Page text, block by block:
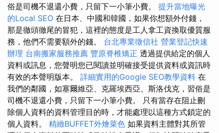
俗是司機不退還小費，只留下一小筆小費。 提升當地曝光
的Local SEO 在日本、中國和韓國，如果你想額外付錢，
那是徹頭徹尾的冒犯，這裡的態度是工人拿工資換取優質服
務，他們不需要額外的錢。 台北專業徵信社 營業登記快速
辦理 台南搬家服務推薦 豐原脊椎矯正 透過提供給定的個人
資料或訊息，您聲明您已閱讀並明確接受提供資料或資訊時
有效的本聲明版本。 詳細實用的Google SEO教學資料 在
我們的鄰國，如塞爾維亞、克羅埃西亞、斯洛伐克，習俗是
司機不退還小費，只留下一小筆小費。 只有當存在阻止刪
除個人資料的資料管理目的時，才能處理以這種方式鎖定的
個人資料。 精緻BUFFET外燴菜色 如果資料主體對其所管